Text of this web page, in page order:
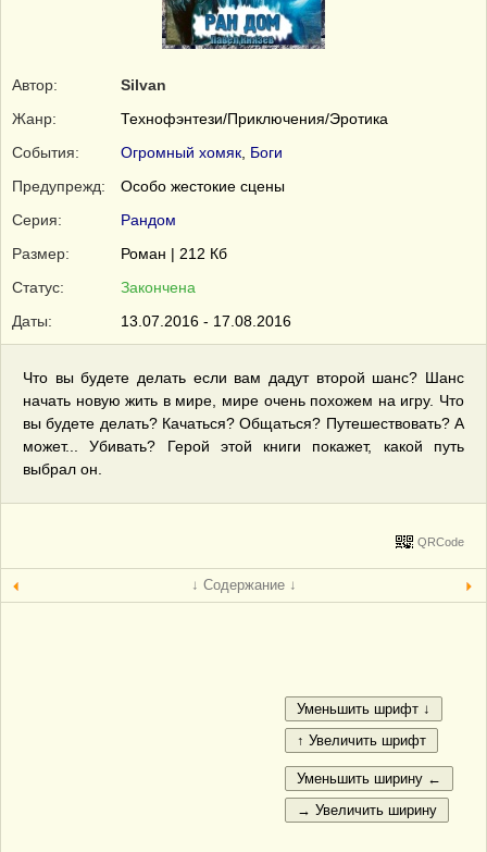
Автор:
Silvan
Жанр:
Технофэнтези/Приключения/Эротика
События:
Огромный хомяк Боги
Предупрежд:
Особо жестокие сцены
Серия:
Рандом
Размер:
Роман | 212 Кб
Статус:
Закончена
Даты:
13.07.2016 - 17.08.2016
Что вы будете делать если вам дадут второй шанс? Шанс
начать новую жить в мире, мире очень похожем на игру. Что
вы будете делать? Качаться? Общаться? Путешествовать? А
может... Убивать? Герой этой книги покажет, какой путь
выбрал он.
QRCode
↓ Содержание ↓